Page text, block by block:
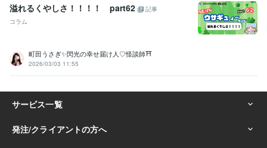
溢れるくやしさ！！！！ part62
記事
コラム
町田うさぎ✨閃光の幸せ届け人♡怪談師⛩️
2026/03/03 11:55